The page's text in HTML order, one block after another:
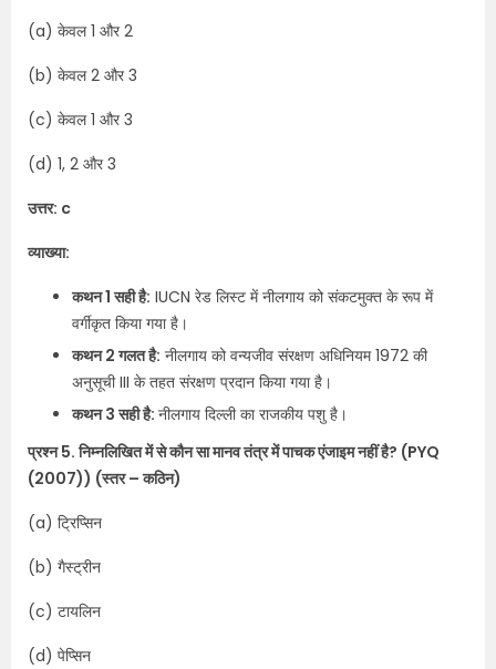
(a) केवल 1 और 2
(b) केवल 2 और 3
(c) केवल 1 और 3
(d) 1, 2 और 3
उत्तर: c
व्याख्या:
कथन 1 सही है: IUCN रेड लिस्ट में नीलगाय को संकटमुक्त के रूप में
वर्गीकृत किया गया है।
कथन 2 गलत है: नीलगाय को वन्यजीव संरक्षण अधिनियम 1972 की
अनुसूची III के तहत संरक्षण प्रदान किया गया है।
कथन 3 सही है: नीलगाय दिल्ली का राजकीय पशु है।
प्रश्न 5. निम्नलिखित में से कौन सा मानव तंत्र में पाचक एंजाइम नहीं है? (PYQ
(2007)) (स्तर – कठिन)
(a) ट्रिप्सिन
(b) गैस्ट्रीन
(c) टायलिन
(d) पेप्सिन